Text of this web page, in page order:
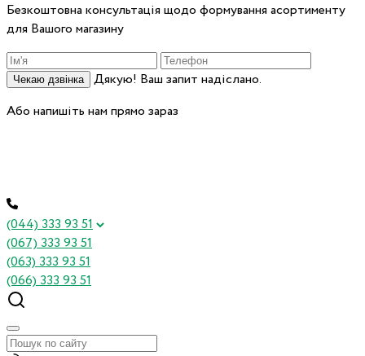
Безкоштовна консультація щодо формування асортименту
для Вашого магазину
Чекаю дзвінка
Дякую! Ваш запит надіслано.
Або напишіть нам прямо зараз
(044) 333 93 51
(067) 333 93 51
(063) 333 93 51
(066) 333 93 51